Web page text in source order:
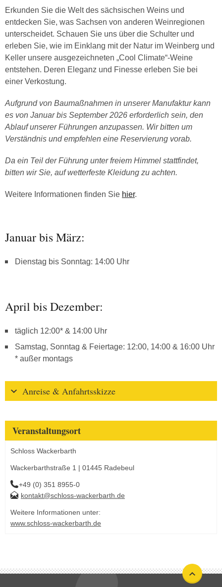
Erkunden Sie die Welt des sächsischen Weins und
entdecken Sie, was Sachsen von anderen Weinregionen
unterscheidet. Schauen Sie uns über die Schulter und
erleben Sie, wie im Einklang mit der Natur im Weinberg und
Keller unsere ausgezeichneten „Cool Climate“-Weine
entstehen. Deren Eleganz und Finesse erleben Sie bei
einer Verkostung.
Aufgrund von Baumaßnahmen in unserer Manufaktur kann
es von Januar bis September 2026 erforderlich sein, den
Ablauf unserer Führungen anzupassen. Wir bitten um
Verständnis und empfehlen eine Reservierung vorab.
Da ein Teil der Führung unter freiem Himmel stattfindet,
bitten wir Sie, auf wetterfeste Kleidung zu achten.
Weitere Informationen finden Sie hier.
Januar bis März:
Dienstag bis Sonntag: 14:00 Uhr
April bis Dezember:
täglich 12:00* & 14:00 Uhr
Samstag, Sonntag & Feiertage: 12:00, 14:00 & 16:00 Uhr
* außer montags
Anreise & Anfahrtsskizze
Veranstaltungsort
Schloss Wackerbarth
Wackerbarthstraße 1 | 01445 Radebeul
+49 (0) 351 8955-0
kontakt@schloss-wackerbarth.de
Weitere Informationen unter:
www.schloss-wackerbarth.de